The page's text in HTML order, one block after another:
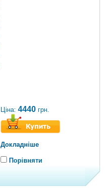
Ціна: 4440 грн.
Докладніше
Порівняти